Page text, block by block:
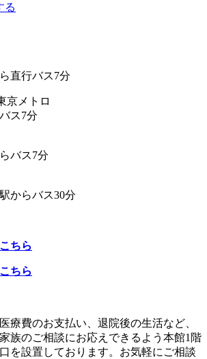
る
直行バス7分
京メトロ
ス7分
バス7分
からバス30分
ちら
ちら
療費のお支払い、退院後の生活など、
族のご相談にお応えできるよう本館1階
を設置しております。お気軽にご相談